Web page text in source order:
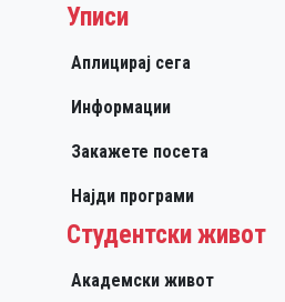
Уписи
Аплицирај сега
Информации
Закажете посета
Најди програми
Студентски живот
Академски живот